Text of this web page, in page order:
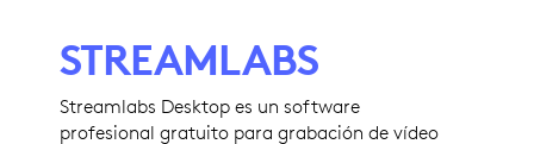
STREAMLABS
Streamlabs Desktop es un software
profesional gratuito para grabación de vídeo